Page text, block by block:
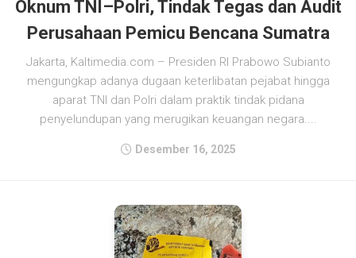
Oknum TNI–Polri, Tindak Tegas dan Audit
Perusahaan Pemicu Bencana Sumatra
Jakarta, Kaltimedia.com – Presiden RI Prabowo Subianto
mengungkap adanya dugaan keterlibatan pejabat hingga
aparat TNI dan Polri dalam praktik tindak pidana
penyelundupan yang merugikan keuangan negara....
Desember 16, 2025